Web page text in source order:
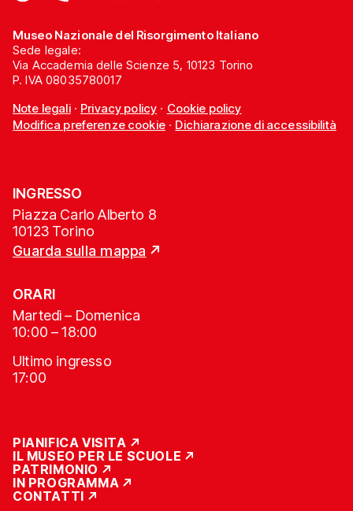
Museo Nazionale del Risorgimento Italiano
Sede legale:
Via Accademia delle Scienze 5, 10123 Torino
P. IVA 08035780017
Note legali· Privacy policy · Cookie policy
Modifica preferenze cookie· Dichiarazione di accessibilità
INGRESSO
Piazza Carlo Alberto 8
10123 Torino
Guarda sulla mappa
ORARI
Martedì – Domenica
10:00 – 18:00
Ultimo ingresso
17:00
PIANIFICA VISITA
IL MUSEO PER LE SCUOLE
PATRIMONIO
IN PROGRAMMA
CONTATTI